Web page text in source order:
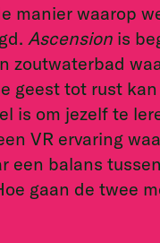
manier waarop
Ascension is
zoutwaterbad
geest tot rust kan
is om jezelf te
VR ervaring
een balans
gaan de twee